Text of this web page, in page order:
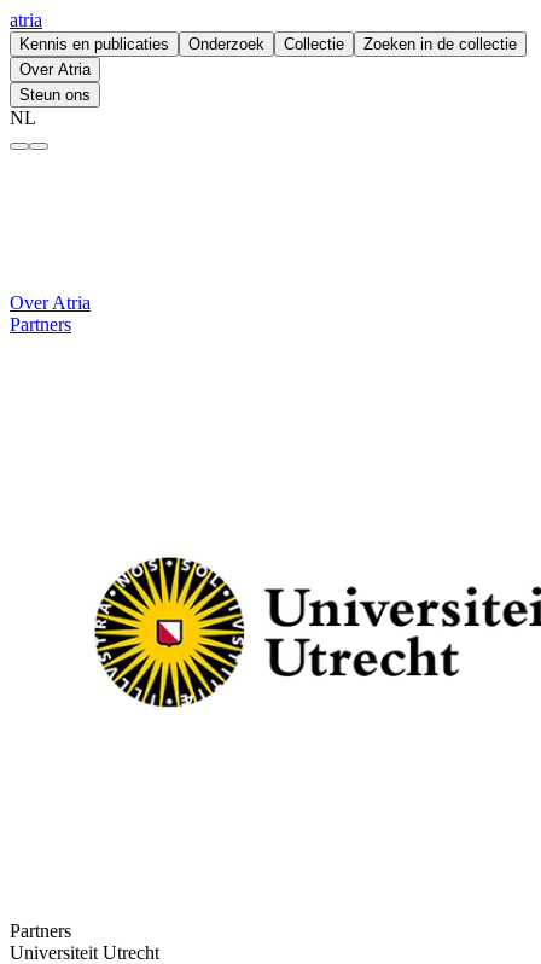
atria
Kennis en publicaties Onderzoek Collectie
Zoeken in de collectie
Over Atria
Steun ons
NL
Over Atria
Partners
Partners
Universiteit Utrecht